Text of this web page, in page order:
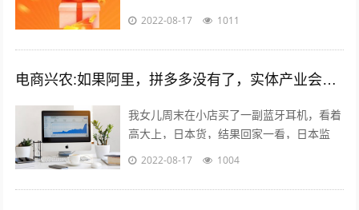
化就会被无情抛弃。 一个销售闭环的几大
2022-08-17 1011
电商兴农:如果阿里，拼多多没有了，实体产业会复兴吗？
我女儿周末在小店买了一副蓝牙耳机，看着
高大上，日本货，结果回家一看，日本监
造，深圳制造…无品牌。一问多少钱，
2022-08-17 1004